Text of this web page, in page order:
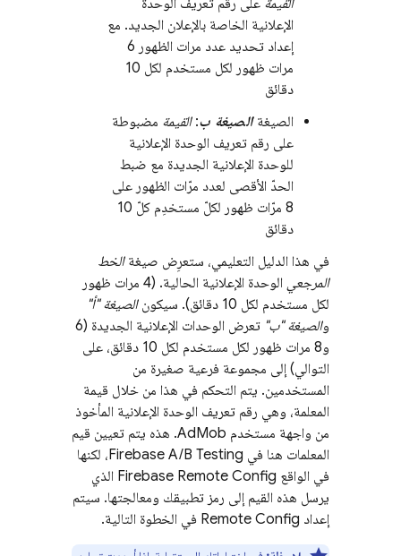
القيمة على رقم تعريف الوحدة
الإعلانية الخاصة بالإعلان الجديد. مع
إعداد تحديد عدد مرات الظهور 6
مرات ظهور لكل مستخدم لكل 10
دقائق
الصيغةالصيغة ب:القيمة مضبوطة
على رقم تعريف الوحدة الإعلانية
للوحدة الإعلانية الجديدة مع ضبط
الحدّ الأقصى لعدد مرّات الظهور على
8 مرّات ظهور لكلّ مستخدِم كلّ 10
دقائق
في هذا الدليل التعليمي، ستعرِض صيغةالخط
المرجعي
الوحدة الإعلانية الحالية. (4 مرات ظهور
لكل مستخدم لكل 10 دقائق). سيكون
الصيغة "أ"
والصيغة "ب"
تعرض الوحدات الإعلانية الجديدة (6
و8 مرات ظهور لكل مستخدم لكل 10 دقائق، على
التوالي) إلى مجموعة فرعية صغيرة من
المستخدمين. يتم التحكم في هذا من خلال قيمة
المعلمة، وهي رقم تعريف الوحدة الإعلانية المأخوذ
من واجهة مستخدم AdMob. هذه يتم تعيين قيم
المعلمات هنا في Firebase A/B Testing، لكنها
في الواقع Firebase Remote Config الذي
يرسل هذه القيم إلى رمز تطبيقك ومعالجتها. سيتم
إعداد Remote Config في الخطوة التالية.